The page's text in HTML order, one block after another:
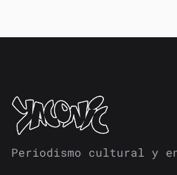
Periodismo cultural y